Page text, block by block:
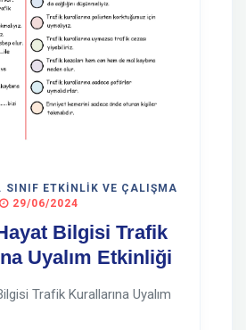
SINIF ETKINLIK VE ÇALIŞMA
29/06/2024
Bilgisi Trafik
Uyalım Etkinliği
Trafik Kurallarına Uyalım